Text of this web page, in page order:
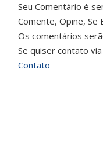
Seu Comentário é
Comente, Opine, Se
Os comentários
Se quiser contato
Contato